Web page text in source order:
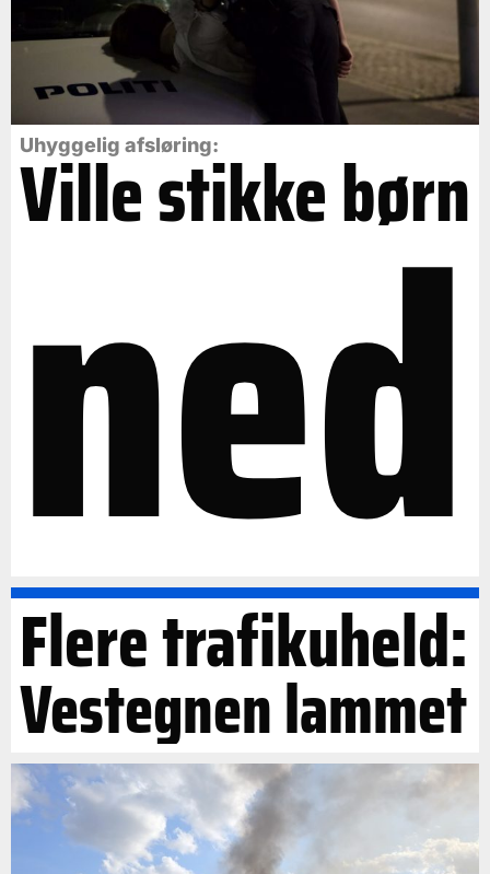
Uhyggelig afsløring:
Ville stikke børn
ned
Flere trafikuheld:
Vestegnen lammet